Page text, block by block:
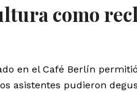
como
en el Café Berlín
asistentes pudieron